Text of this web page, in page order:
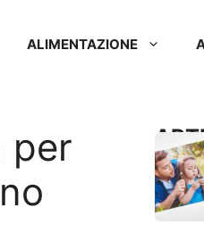
ALIMENTAZIONE
per